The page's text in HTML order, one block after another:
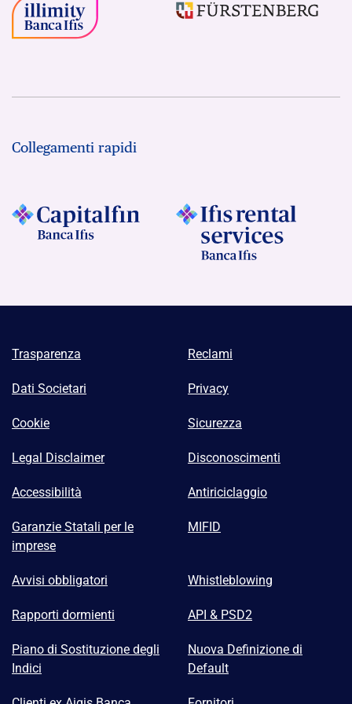
Collegamenti rapidi
Trasparenza Reclami
Dati Societari Privacy
Cookie Sicurezza
Legal Disclaimer Disconoscimenti
Accessibilità Antiriciclaggio
Garanzie Statali per le
imprese
MIFID
Avvisi obbligatori Whistleblowing
Rapporti dormienti API & PSD2
Piano di Sostituzione degli
Indici
Nuova Definizione di
Default